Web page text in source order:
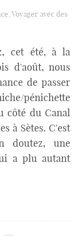
, Voyager avec des
cet été, à la
d'août, nous
de passer
pénichette
côté du Canal
à Sètes. C'est
doutez, une
a plu autant